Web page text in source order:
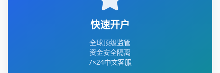
快速开户
全球顶级监管
资金安全隔离
7×24中文客服